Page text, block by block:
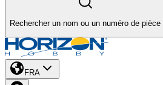
Rechercher un nom ou un numéro de pièce
FRA